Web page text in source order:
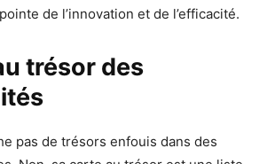
de l’innovation et de l’efficacité.
trésor des
pas de trésors enfouis dans des